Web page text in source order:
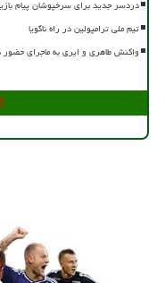
دردسر جدید برای سرخپوشان پیام
تیم ملی ترامپولین در راه ناگویا
واکنش طاهری و ایری به ماجرای